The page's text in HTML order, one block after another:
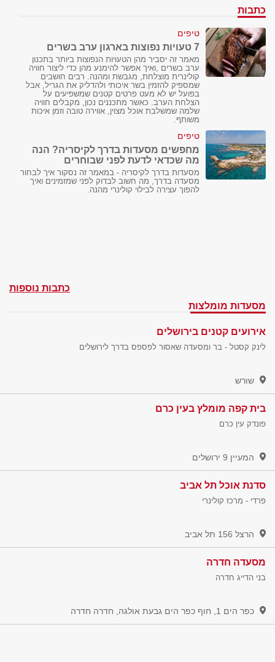
כתבות
טיפים
7 טעויות נפוצות בארגון ערב בשרים
מאמר זה יסביר מהן הטעויות הנפוצות ביותר בתכנון
ערב בשרים ,ואיך אפשר להימנע מהן כדי ליצור חוויה
קולינרית מוצלחת, מגבשת ומהנה. רבים חושבים
שמספיק להזמין בשר איכותי ולהדליק את הגריל, אבל
בפועל יש לא מעט פרטים קטנים שמשפיעים על
הצלחת הערב. כאשר מתכננים נכון, מקבלים חוויה
שלמה שמשלבת אוכל מצוין, אווירה טובה וזמן איכות
משותף.
טיפים
מחפשים מסעדות בדרך לקיסריה? הנה
מה שכדאי לדעת לפני שבוחרים
מסעדות בדרך לקיסריה - במאמר זה נסקור איך לבחור
מסעדה בדרך, מה חשוב לבדוק לפני שמזמינים ואיך
להפוך עצירה לבילוי קולינרי מהנה.
כתבות נוספות
מסעדות מומלצות
אירועים קטנים בירושלים
לינק קסטל - בר ומסעדה שאסור לפספס בדרך לירושלים
שורש
בית קפה מומלץ בעין כרם
פונדק עין כרם
המעיין 9 ירושלים
סדנת אוכל תל אביב
פרדי - מרכז קולינרי
הרצל 156 תל אביב
מסעדה חדרה
בני הדייג חדרה
כפר הים 1, חוף כפר הים גבעת אולגה, חדרה חדרה